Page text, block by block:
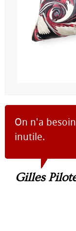
On n'a
inutile.
Gilles